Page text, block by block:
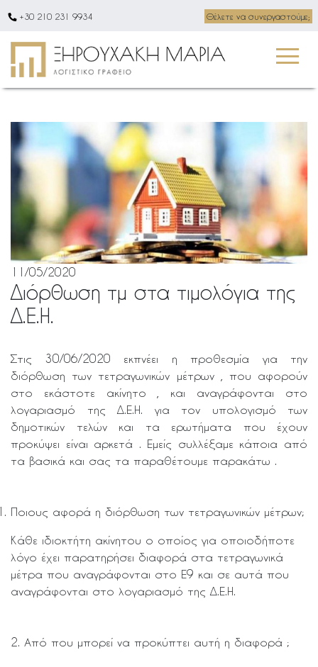
+30 210 231 9934 Θέλετε να συνεργαστούμε;
11/05/2020
Διόρθωση τμ στα τιμολόγια της
Δ.Ε.Η.
Στις 30/06/2020 εκπνέει η προθεσμία για την
διόρθωση των τετραγωνικών μέτρων , που αφορούν
στο εκάστοτε ακίνητο , και αναγράφονται στο
λογαριασμό της Δ.Ε.Η. για τον υπολογισμό των
δημοτικών τελών και τα ερωτήματα που έχουν
προκύψει είναι αρκετά . Εμείς συλλέξαμε κάποια από
τα βασικά και σας τα παραθέτουμε παρακάτω .
Ποιους αφορά η διόρθωση των τετραγωνικών μέτρων;
Κάθε ιδιοκτήτη ακίνητου ο οποίος για οποιοδήποτε
λόγο έχει παρατηρήσει διαφορά στα τετραγωνικά
μέτρα που αναγράφονται στο Ε9 και σε αυτά που
αναγράφονται στο λογαριασμό της Δ.Ε.Η.
2. Από που μπορεί να προκύπτει αυτή η διαφορά ;